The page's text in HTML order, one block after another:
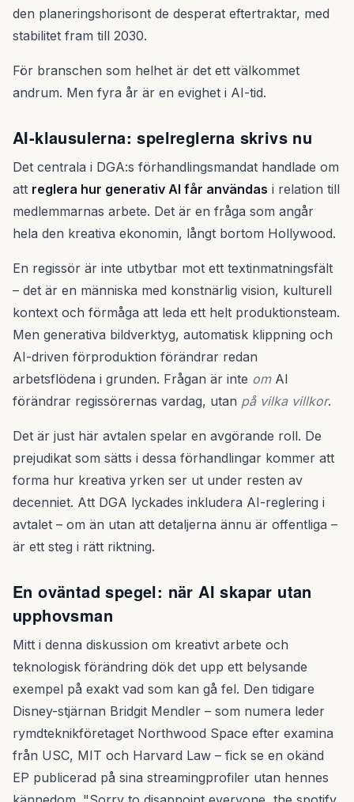
den planeringshorisont de desperat eftertraktar, med
stabilitet fram till 2030.
För branschen som helhet är det ett välkommet
andrum. Men fyra år är en evighet i AI-tid.
AI-klausulerna: spelreglerna skrivs nu
Det centrala i DGA:s förhandlingsmandat handlade om
att reglera hur generativ AI får användas i relation till
medlemmarnas arbete. Det är en fråga som angår
hela den kreativa ekonomin, långt bortom Hollywood.
En regissör är inte utbytbar mot ett textinmatningsfält
– det är en människa med konstnärlig vision, kulturell
kontext och förmåga att leda ett helt produktionsteam.
Men generativa bildverktyg, automatisk klippning och
AI-driven förproduktion förändrar redan
arbetsflödena i grunden. Frågan är inte omAI
förändrar regissörernas vardag, utan på vilka villkor.
Det är just här avtalen spelar en avgörande roll. De
prejudikat som sätts i dessa förhandlingar kommer att
forma hur kreativa yrken ser ut under resten av
decenniet. Att DGA lyckades inkludera AI-reglering i
avtalet – om än utan att detaljerna ännu är offentliga –
är ett steg i rätt riktning.
En oväntad spegel: när AI skapar utan
upphovsman
Mitt i denna diskussion om kreativt arbete och
teknologisk förändring dök det upp ett belysande
exempel på exakt vad som kan gå fel. Den tidigare
Disney-stjärnan Bridgit Mendler – som numera leder
rymdteknikföretaget Northwood Space efter examina
från USC, MIT och Harvard Law – fick se en okänd
EP publicerad på sina streamingprofiler utan hennes